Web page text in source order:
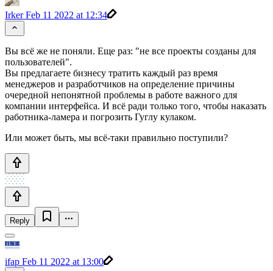
IrkerFeb 11 2022 at 12:34
Вы всё же не поняли. Еще раз: "не все проекты созданы для
пользователей".
Вы предлагаете бизнесу тратить каждый раз время
менеджеров и разработчиков на определение причины
очередной непонятной проблемы в работе важного для
компании интерфейса. И всё ради только того, чтобы наказать
работника-ламера и погрозить Гуглу кулаком.
Или может быть, мы всё-таки правильно поступили?
Reply
ifap Feb 11 2022 at 13:00